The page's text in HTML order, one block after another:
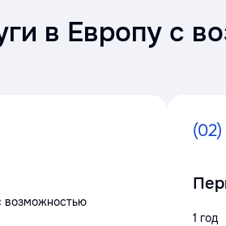
в Европу с
возможностью
(02)
1 год